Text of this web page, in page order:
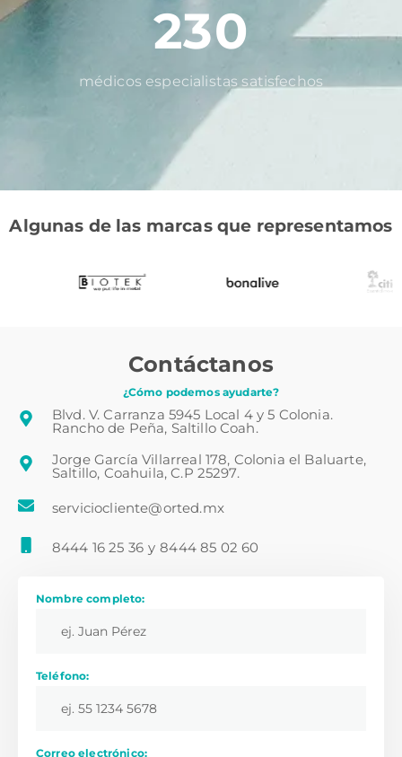
230
médicos especialistas satisfechos
Algunas de las marcas que representamos
Contáctanos
¿Cómo podemos ayudarte?
Blvd. V. Carranza 5945 Local 4 y 5 Colonia.
Rancho de Peña, Saltillo Coah.
Jorge García Villarreal 178, Colonia el Baluarte,
Saltillo, Coahuila, C.P 25297.
serviciocliente@orted.mx
8444 16 25 36 y 8444 85 02 60
Nombre completo:
Teléfono:
Correo electrónico: